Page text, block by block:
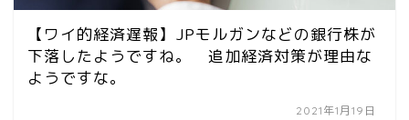
【ワイ的経済遅報】JPモルガンなどの銀行株が
下落したようですね。 追加経済対策が理由な
ようですな。
2021年1月19日